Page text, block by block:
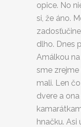
opice. No
si, že áno.
dlho. Dnes
Amálkou
sme
mali. Len
dvere a
hnačku. Asi